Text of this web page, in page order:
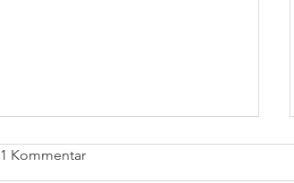
1 Kommentar